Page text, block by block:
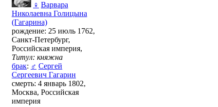
♀ Варвара
Николаевна Голицына
(Гагарина)
рождение: 25 июль 1762,
Санкт-Петербург,
Российская империя,
Титул: княжна
брак: ♂ Сергей
Сергеевич Гагарин
смерть: 4 январь 1802,
Москва, Российская
империя